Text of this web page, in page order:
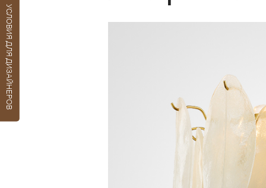
УСЛОВИЯ ДЛЯ ДИЗАЙНЕРОВ